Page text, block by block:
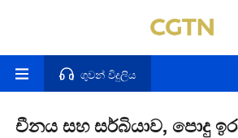
ගුවන් විදුලිය
චීනය සහ සර්බියාව, පොදු